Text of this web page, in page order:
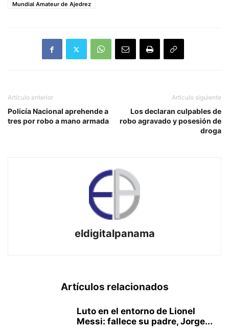
Mundial Amateur de Ajedrez
Artículo anterior
Policía Nacional aprehende a
tres por robo a mano armada
Artículo siguiente
Los declaran culpables de
robo agravado y posesión de
droga
eldigitalpanama
Artículos relacionados
Luto en el entorno de Lionel
Messi: fallece su padre, Jorge...